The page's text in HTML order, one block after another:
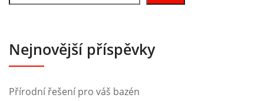
Nejnovější příspěvky
Přírodní řešení pro váš bazén